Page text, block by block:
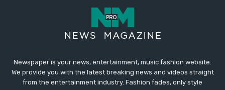
Newspaper is your news, entertainment, music fashion website.
We provide you with the latest breaking news and videos straight
from the entertainment industry. Fashion fades, only style